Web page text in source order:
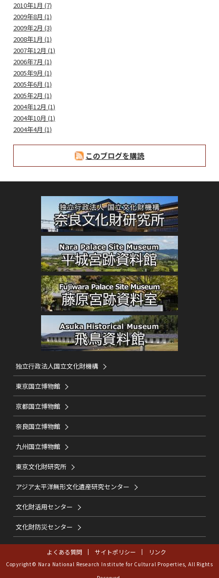
2010年1月 (7)
2009年8月 (1)
2009年2月 (3)
2008年1月 (1)
2007年12月 (1)
2006年7月 (1)
2005年9月 (1)
2005年6月 (1)
2005年2月 (1)
2004年12月 (1)
2004年10月 (1)
2004年4月 (1)
このブログを購読
独立行政法人国立文化財機構
東京国立博物館
京都国立博物館
奈良国立博物館
九州国立博物館
東京文化財研究所
アジア太平洋無形文化遺産研究センター
文化財活用センター
文化財防災センター
よくある質問 サイトポリシー リンク
Copyright© Nara National Research Institute for Cultural Properties, All Rights